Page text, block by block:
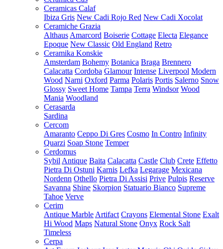
Ceramicas Calaf
Ibiza Gris New Cadi Rojo Red New Cadi Xocolat
Ceramiche Grazia
Althaus Amarcord Boiserie Cottage Electa Elegance
Epoque New Classic Old England Retro
Ceramika Konskie
Amsterdam Bohemy Botanica Braga Brennero
Calacatta Cordoba Glamour Intense Liverpool Modern
Wood Narni Oxford Parma Polaris Portis Salerno Snow
Glossy Sweet Home Tampa Terra Windsor Wood
Mania Woodland
Cerasarda
Sardina
Cercom
Amaranto Ceppo Di Gres Cosmo In Contro Infinity
Quarzi Soap Stone Temper
Cerdomus
Sybil Antique Baita Calacatta Castle Club Crete Effetto
Pietra Di Ostuni Karnis Lefka Legarage Mexicana
Nordenn Othello Pietra Di Assisi Prive Pulpis Reserve
Savanna Shine Skorpion Statuario Bianco Supreme
Tahoe Verve
Cerim
Antique Marble Artifact Crayons Elemental Stone Exalt
Hi Wood Maps Natural Stone Onyx Rock Salt
Timeless
Cerpa